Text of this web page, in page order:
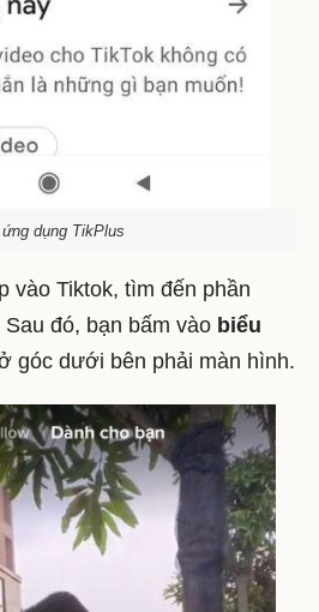
ứng dụng TikPlus
vào Tiktok, tìm đến phần
đó, bạn bấm vào biểu
góc dưới bên phải màn hình.